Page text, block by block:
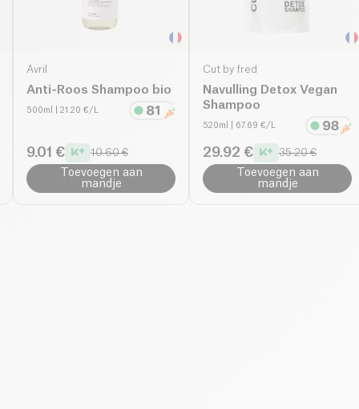
Avril
Anti-Roos Shampoo bio
500ml | 21.20 €/L
9.01 € 10.60 €
Toevoegen aan
mandje
Cut by fred
Navulling Detox Vegan
Shampoo
520ml | 67.69 €/L
29.92 € 35.20 €
Toevoegen aan
mandje